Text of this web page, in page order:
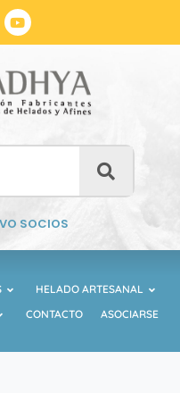
SOCIOS
HELADO ARTESANAL
CONTACTO ASOCIARSE